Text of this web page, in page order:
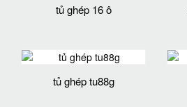
tủ ghép 16 ô
tủ ghép tu88g